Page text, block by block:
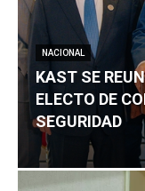
NACIONAL
KAST SE
ELECTO DE
SEGURIDAD